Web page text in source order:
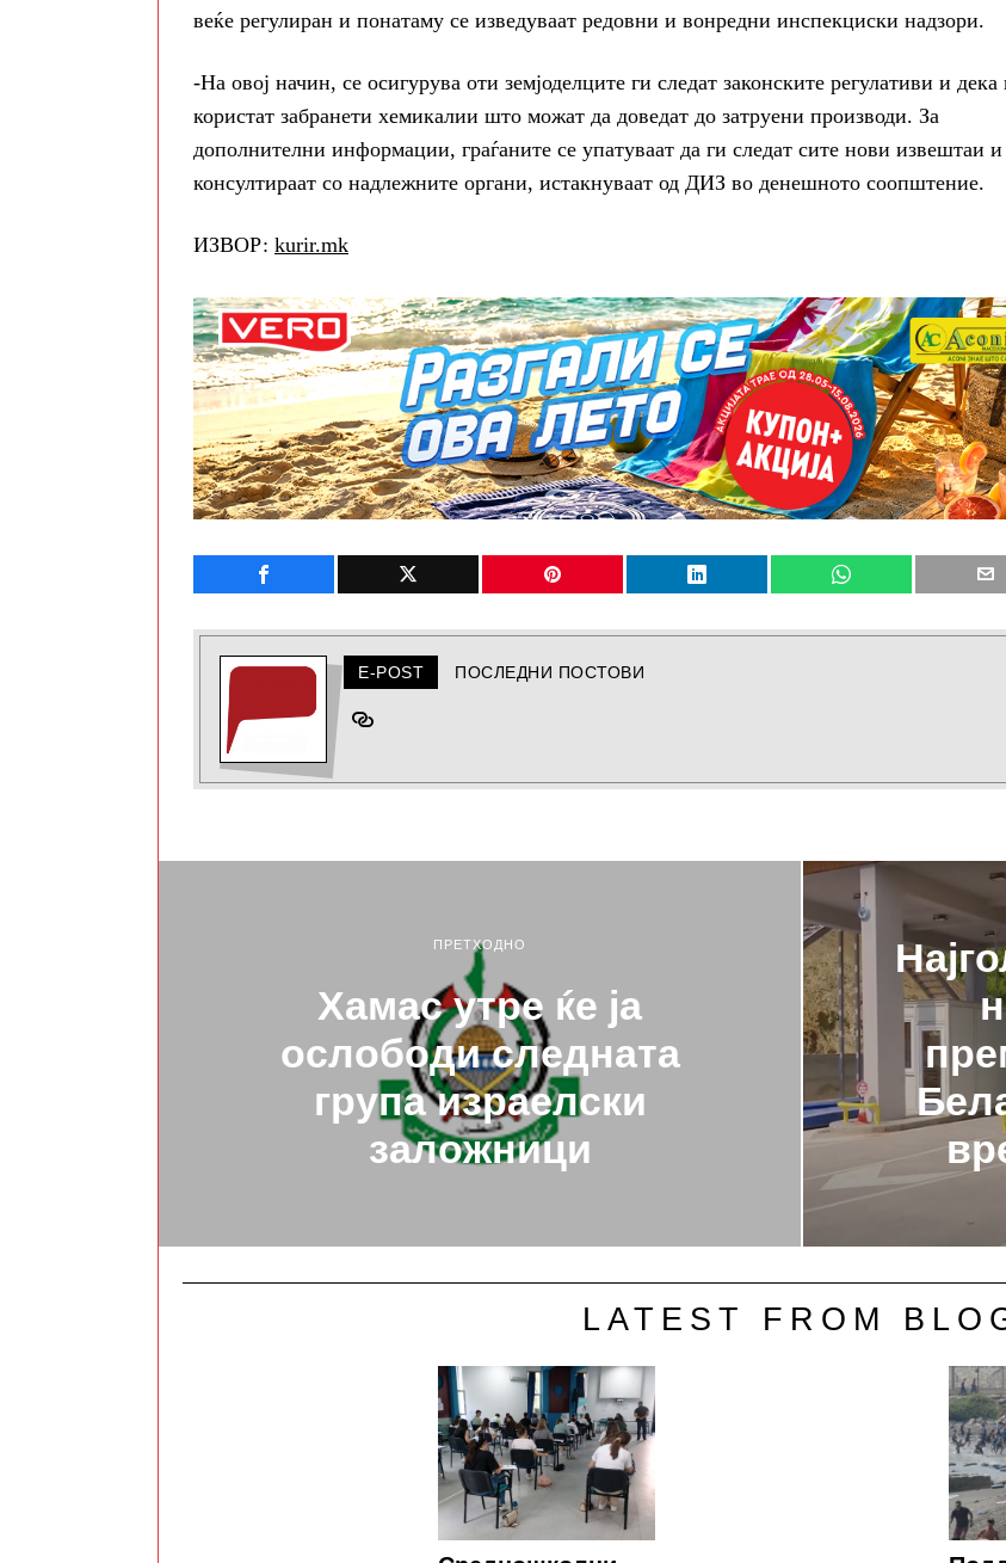
веќе регулиран и понатаму се изведуваат редовни и вонредни инспекциски надзори.
-На овој начин, се осигурува оти земјоделците ги следат законските регулативи и дека
користат забранети хемикалии што можат да доведат до затруени производи. За
дополнителни информации, граѓаните се упатуваат да ги следат сите нови извештаи и
консултираат со надлежните органи, истакнуваат од ДИЗ во денешното соопштение.
ИЗВОР: kurir.mk
E-POST ПОСЛЕДНИ ПОСТОВИ
ПРЕТХОДНО
Хамас утре ќе ја
ослободи следната
група израелски
заложници
LATEST FROM